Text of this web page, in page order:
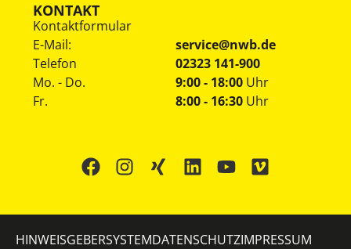
KONTAKT
Kontaktformular
E-Mail:
service@nwb.de
Telefon
02323 141-900
Mo. - Do.
Fr.
9:00 - 18:00 Uhr
8:00 - 16:30 Uhr
HINWEISGEBERSYSTEMDATENSCHUTZIMPRESSUM